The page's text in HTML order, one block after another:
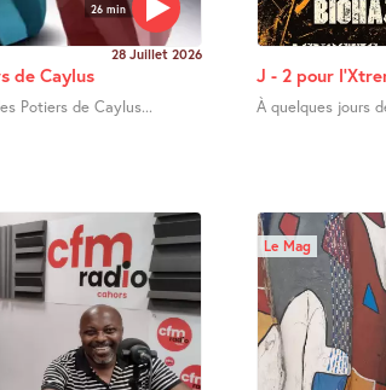
26 min
28 Juillet 2026
de Caylus
Potiers de Caylus...
J - 2 pour
À quelques jours
Le Mag